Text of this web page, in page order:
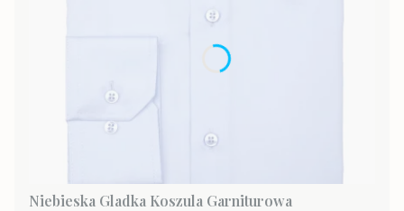
Niebieska Gladka Koszula Garniturowa